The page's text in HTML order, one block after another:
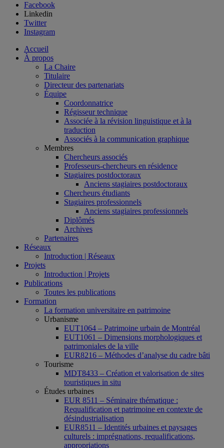
Facebook
Linkedin
Twitter
Instagram
Accueil
À propos
La Chaire
Titulaire
Directeur des partenariats
Équipe
Coordonnatrice
Régisseur technique
Associée à la révision linguistique et à la
traduction
Associés à la communication graphique
Membres
Chercheurs associés
Professeurs-chercheurs en résidence
Stagiaires postdoctoraux
Anciens stagiaires postdoctoraux
Chercheurs étudiants
Stagiaires professionnels
Anciens stagiaires professionnels
Diplômés
Archives
Partenaires
Réseaux
Introduction | Réseaux
Projets
Introduction | Projets
Publications
Toutes les publications
Formation
La formation universitaire en patrimoine
Urbanisme
EUT1064 – Patrimoine urbain de Montréal
EUT1061 – Dimensions morphologiques et
patrimoniales de la ville
EUR8216 – Méthodes d’analyse du cadre bâti
Tourisme
MDT8433 – Création et valorisation de sites
touristiques in situ
Études urbaines
EUR 8511 – Séminaire thématique :
Requalification et patrimoine en contexte de
désindustrialisation
EUR8511 – Identités urbaines et paysages
culturels : imprégnations, requalifications,
appropriations